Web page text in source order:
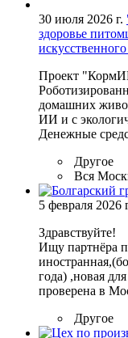
30 июля 2026 г.
здоровье
Проект
домашних
ИИ и с
Денежные
Другое
Вся
5 февраля 2026
Здравствуйте!
Ищу партнёра
года) ,новая
проверена в
Другое